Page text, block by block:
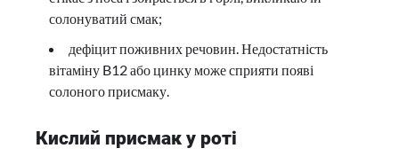
солонуватий смак;
дефіцит поживних речовин. Недостатність
вітаміну B12 або цинку може сприяти появі
солоного присмаку.
Кислий присмак у роті